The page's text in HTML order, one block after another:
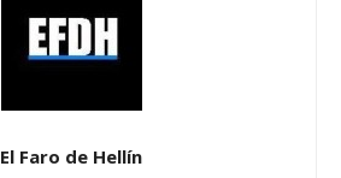
El Faro de Hellín